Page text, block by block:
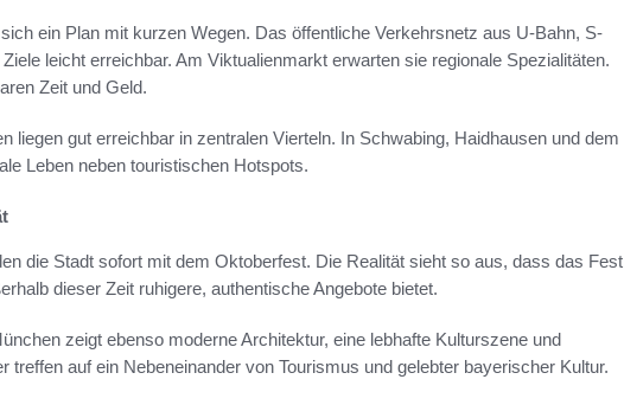
ein Plan mit kurzen Wegen. Das öffentliche Verkehrsnetz aus U-Bahn, S-
leicht erreichbar. Am Viktualienmarkt erwarten sie regionale Spezialitäten.
Zeit und Geld.
liegen gut erreichbar in zentralen Vierteln. In Schwabing, Haidhausen und dem
Leben neben touristischen Hotspots.
die Stadt sofort mit dem Oktoberfest. Die Realität sieht so aus, dass das Fest
dieser Zeit ruhigere, authentische Angebote bietet.
zeigt ebenso moderne Architektur, eine lebhafte Kulturszene und
treffen auf ein Nebeneinander von Tourismus und gelebter bayerischer Kultur.